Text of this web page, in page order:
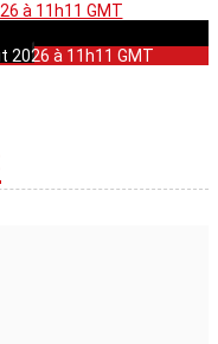
à 11h11 GMT
2026 à 11h11 GMT